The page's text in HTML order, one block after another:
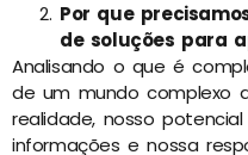
Por que
de soluções para
Analisando o que é
de um mundo complexo
realidade, nosso
informações e nossa